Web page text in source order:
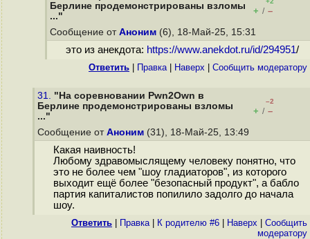
Берлине продемонстрированы взломы
..."
+ / –
Сообщение от Аноним (6), 18-Май-25, 15:31
это из анекдота: https://www.anekdot.ru/id/294951/
Ответить Правка| Наверх Cообщить модератору
31. "На соревновании Pwn2Own в
Берлине продемонстрированы взломы
..."
–2
+ / –
Сообщение от Аноним (31), 18-Май-25, 13:49
Какая наивность!
Любому здравомыслящему человеку понятно, что
это не более чем "шоу гладиаторов", из которого
выходит ещё более "безопасный продукт", а бабло
партия капиталистов попилило задолго до начала
шоу.
Ответить Правка| К родителю #6 Наверх
Cообщить
модератору